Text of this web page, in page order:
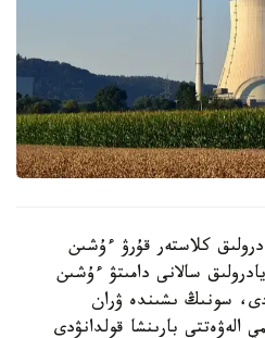
كلاستەر قۇرۋ ءۇشىن
سالانى دامىتۋ ءۇشىن
سونىڭ ىشىندە ۋران
الەۋەتتى بارىنشا قولدانۋدى